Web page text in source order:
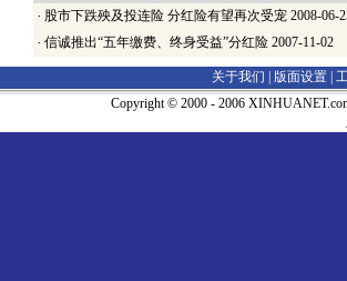
· 股市下跌殃及投连险 分红险有望再次受宠 2008-06-
· 信诚推出“五年缴费、终身受益”分红险 2007-11-02
关于我们 | 版面设置
Copyright © 2000 - 2006